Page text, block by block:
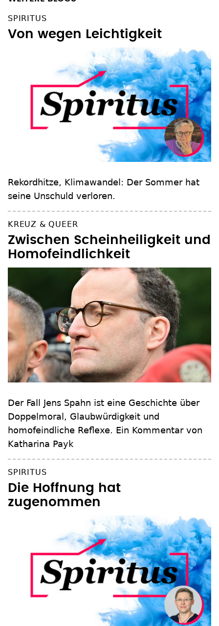
SPIRITUS
Von wegen Leichtigkeit
Rekordhitze, Klimawandel: Der Sommer hat
KREUZ & QUEER
Zwischen Scheinheiligkeit und
Der Fall Jens Spahn ist eine Geschichte über
Doppelmoral, Glaubwürdigkeit und
homofeindliche Reflexe. Ein Kommentar von
SPIRITUS
Die Hoffnung hat
zugenommen